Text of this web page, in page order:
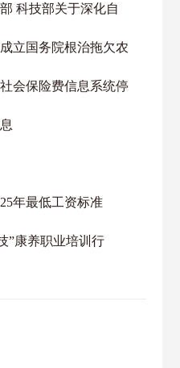
科技部关于深化自
立国务院根治拖欠农
会保险费信息系统停
年最低工资标准
”康养职业培训行